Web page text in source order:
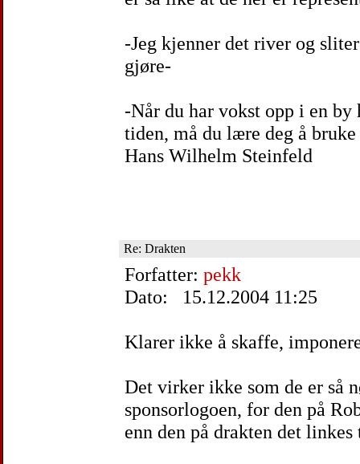
-Jeg kjenner det river og
gjøre-
-Når du har vokst opp i en
tiden, må du lære deg å bruke
Hans Wilhelm Steinfeld
Re: Drakten
Forfatter: pekk
Dato: 15.12.2004 11:25
Klarer ikke å skaffe,
Det virker ikke som de er så
sponsorlogoen, for den på
enn den på drakten det